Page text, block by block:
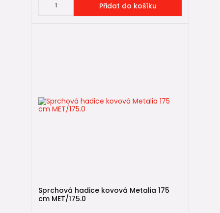
Přidat do košíku
Sprchová hadice kovová Metalia 175
cm MET/175.0